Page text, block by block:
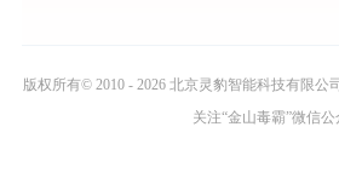
版权所有© 2010 - 2026 北京灵豹智能科技有限公
关注“金山毒霸”微信